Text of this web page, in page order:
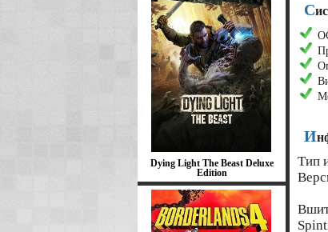
Dying Light The Beast Deluxe
Edition
С
И
Тип